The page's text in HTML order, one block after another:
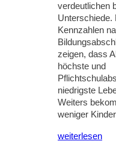
verdeutlichen
Unterschiede.
Kennzahlen
zeigen, dass
höchste und
niedrigste
Weiters
weniger
weiterlesen